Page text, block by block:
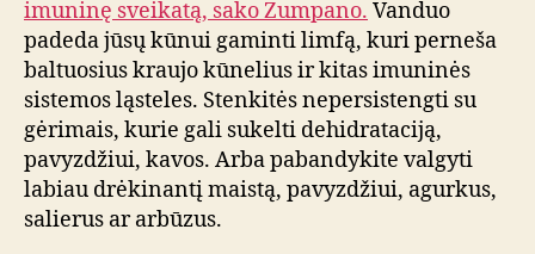
imuninę sveikatą, sako Zumpano. Vanduo
padeda jūsų kūnui gaminti limfą, kuri perneša
baltuosius kraujo kūnelius ir kitas imuninės
sistemos ląsteles. Stenkitės nepersistengti su
gėrimais, kurie gali sukelti dehidrataciją,
pavyzdžiui, kavos. Arba pabandykite valgyti
labiau drėkinantį maistą, pavyzdžiui, agurkus,
salierus ar arbūzus.